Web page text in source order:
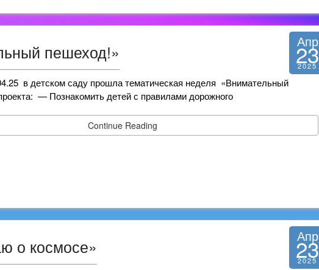
пешеход!» Апр
23
2025
в детском саду прошла тематическая неделя «Внимательный
— Познакомить детей с правилами дорожного
Continue Reading
о космосе» Апр
23
2025